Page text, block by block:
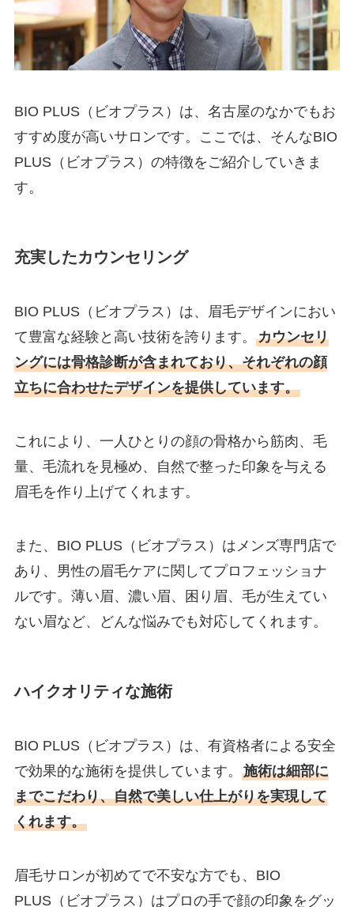
BIO PLUS（ビオプラス）は、名古屋のなかでもお
すすめ度が高いサロンです。ここでは、そんなBIO
PLUS（ビオプラス）の特徴をご紹介していきま
す。
充実したカウンセリング
BIO PLUS（ビオプラス）は、眉毛デザインにおい
て豊富な経験と高い技術を誇ります。 カウンセリ
ングには骨格診断が含まれており、それぞれの顔
立ちに合わせたデザインを提供しています。
これにより、一人ひとりの顔の骨格から筋肉、毛
量、毛流れを見極め、自然で整った印象を与える
眉毛を作り上げてくれます。
また、BIO PLUS（ビオプラス）はメンズ専門店で
あり、男性の眉毛ケアに関してプロフェッショナ
ルです。薄い眉、濃い眉、困り眉、毛が生えてい
ない眉など、どんな悩みでも対応してくれます。
ハイクオリティな施術
BIO PLUS（ビオプラス）は、有資格者による安全
で効果的な施術を提供しています。 施術は細部に
までこだわり、自然で美しい仕上がりを実現して
くれます。
眉毛サロンが初めてで不安な方でも、BIO
PLUS（ビオプラス）はプロの手で顔の印象をグッ